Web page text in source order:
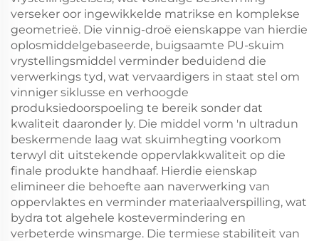
verseker oor ingewikkelde matrikse en komplekse
geometrieë. Die vinnig-droë eienskappe van hierdie
oplosmiddelgebaseerde, buigsaamte PU-skuim
vrystellingsmiddel verminder beduidend die
verwerkings tyd, wat vervaardigers in staat stel om
vinniger siklusse en verhoogde
produksiedoorspoeling te bereik sonder dat
kwaliteit daaronder ly. Die middel vorm 'n ultradun
beskermende laag wat skuimhegting voorkom
terwyl dit uitstekende oppervlakkwaliteit op die
finale produkte handhaaf. Hierdie eienskap
elimineer die behoefte aan naverwerking van
oppervlaktes en verminder materiaalverspilling, wat
bydra tot algehele kostevermindering en
verbeterde winsmarge. Die termiese stabiliteit van